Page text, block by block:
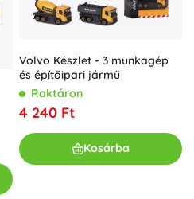
Volvo Készlet - 3 munkagép
és építőipari jármű
Raktáron
4 240 Ft
Kosárba